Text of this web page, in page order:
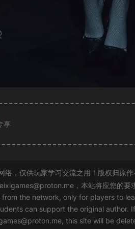
享
络，仅供玩家学习交流之用！版权归原
，本站将应您的要
from the network, only for players to
can support the original author.
, this site will be